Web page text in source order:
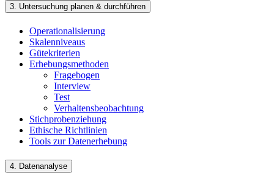
3. Untersuchung planen & durchführen
Operationalisierung
Skalenniveaus
Gütekriterien
Erhebungsmethoden
Fragebogen
Interview
Test
Verhaltensbeobachtung
Stichprobenziehung
Ethische Richtlinien
Tools zur Datenerhebung
4. Datenanalyse